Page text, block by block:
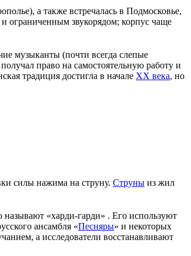
), а также встречалась в Подмосковье,
ограниченным звукорядом; корпус чаще
музыканты (почти всегда слепые
право на самостоятельную работу и
традиция достигла в начале XX века, но
силы нажима на струну. Струны из жил
«харди‑гарди» . Его используют
ансамбля «Песняры» и некоторых
а исследователи восстанавливают